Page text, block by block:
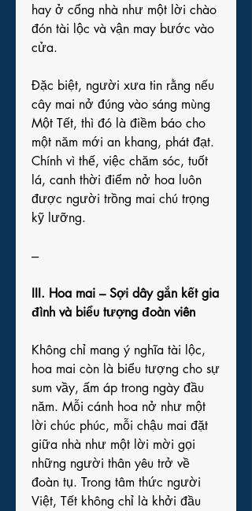
hay ở cổng nhà như một lời chào
đón tài lộc và vận may bước vào
cửa.
Đặc biệt, người xưa tin rằng nếu
cây mai nở đúng vào sáng mùng
Một Tết, thì đó là điềm báo cho
một năm mới an khang, phát đạt.
Chính vì thế, việc chăm sóc, tuốt
lá, canh thời điểm nở hoa luôn
được người trồng mai chú trọng
kỹ lưỡng.
---
III. Hoa mai – Sợi dây gắn kết gia
đình và biểu tượng đoàn viên
Không chỉ mang ý nghĩa tài lộc,
hoa mai còn là biểu tượng cho sự
sum vầy, ấm áp trong ngày đầu
năm. Mỗi cánh hoa nở như một
lời chúc phúc, mỗi chậu mai đặt
giữa nhà như một lời mời gọi
những người thân yêu trở về
đoàn tụ. Trong tâm thức người
Việt, Tết không chỉ là khởi đầu